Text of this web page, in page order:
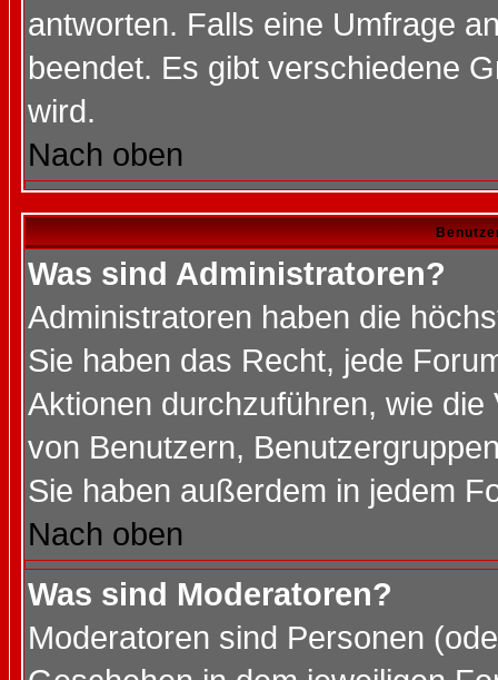
antworten. Falls eine Umfrage
beendet. Es gibt verschiedene
wird.
Nach oben
Was sind Administratoren?
Administratoren haben die
Sie haben das Recht, jede
Aktionen durchzuführen, wie
von Benutzern,
Sie haben außerdem in jedem
Nach oben
Was sind Moderatoren?
Moderatoren sind Personen